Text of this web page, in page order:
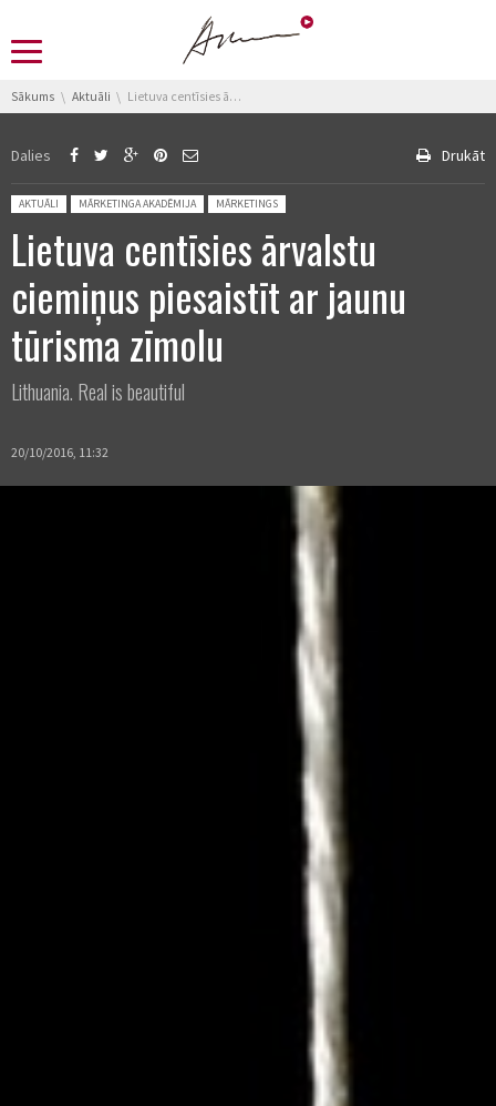
You are here:
Sākums Aktuāli Lietuva centīsies ārvalstu ciemiņus piesaistīt ar jaunu tūrisma zīmolu
Dalies Drukāt
Posted in:
AKTUĀLI MĀRKETINGA AKADĒMIJA MĀRKETINGS
Lietuva centīsies ārvalstu
ciemiņus piesaistīt ar jaunu
tūrisma zīmolu
Lithuania. Real is beautiful
20/10/2016, 11:32